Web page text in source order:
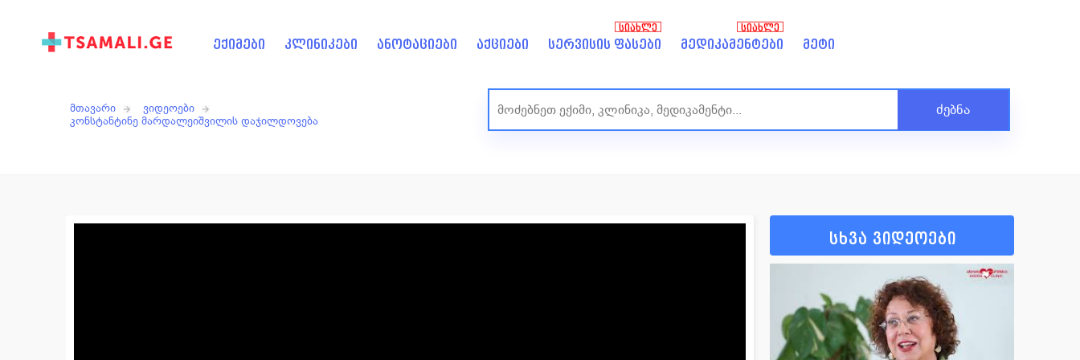
ექიმები კლინიკები ანოტაციები აქციები სერვისის ფასები
ᲡᲘᲐᲮᲚᲔ
მედიკამენტები
ᲡᲘᲐᲮᲚᲔ
მეტი
მთავარი
ვიდეოები
კონსტანტინე მარდალეიშვილის დაჯილდოვება
ძებნა
სხვა ვიდეოები